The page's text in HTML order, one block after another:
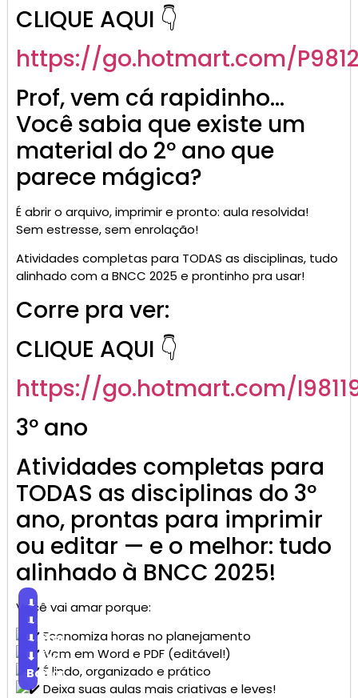
CLIQUE AQUI 👇
https://go.hotmart.com/
Prof, vem cá rapidinho…
Você sabia que existe um
material do 2º ano que
parece mágica?
É abrir o arquivo, imprimir e pronto: aula resolvida!
Sem estresse, sem enrolação!
Atividades completas para TODAS as disciplinas, tudo
alinhado com a BNCC 2025 e prontinho pra usar!
Corre pra ver:
CLIQUE AQUI 👇
https://go.hotmart.com/
3º ano
Atividades completas para
TODAS as disciplinas do 3º
ano, prontas para imprimir
ou editar — e o melhor: tudo
alinhado à BNCC 2025!
Você vai amar porque:
⬇
Baixar
Economiza horas no planejamento
⬇
Baixar
Vem em Word e PDF (editável!)
⬇
Baixar
É lindo, organizado e prático
⬇
Baixar
Deixa suas aulas mais criativas e leves!